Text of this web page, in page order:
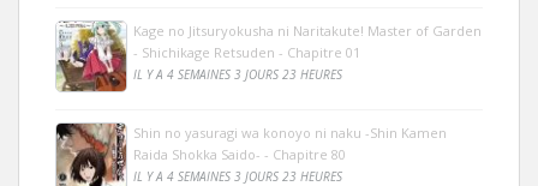
Kage no Jitsuryokusha ni Naritakute! Master of Garden
- Shichikage Retsuden - Chapitre 01
IL Y A 4 SEMAINES 3 JOURS 23 HEURES
Shin no yasuragi wa konoyo ni naku -Shin Kamen
Raida Shokka Saido- - Chapitre 80
IL Y A 4 SEMAINES 3 JOURS 23 HEURES